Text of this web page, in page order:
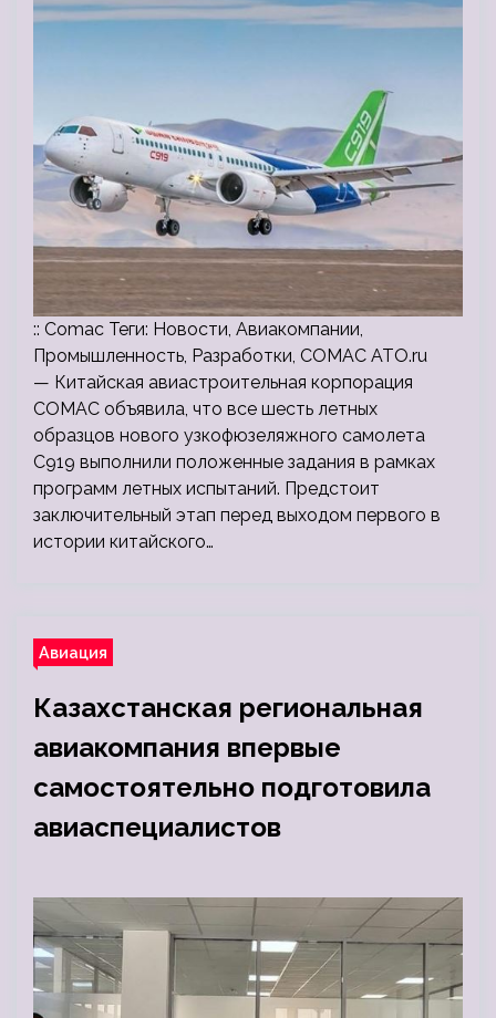
:: Comac Теги: Новости, Авиакомпании,
Промышленность, Разработки, COMAC ATO.ru
— Китайская авиастроительная корпорация
COMAC объявила, что все шесть летных
образцов нового узкофюзеляжного самолета
C919 выполнили положенные задания в рамках
программ летных испытаний. Предстоит
заключительный этап перед выходом первого в
истории китайского…
Авиация
Казахстанская региональная
авиакомпания впервые
самостоятельно подготовила
авиаспециалистов